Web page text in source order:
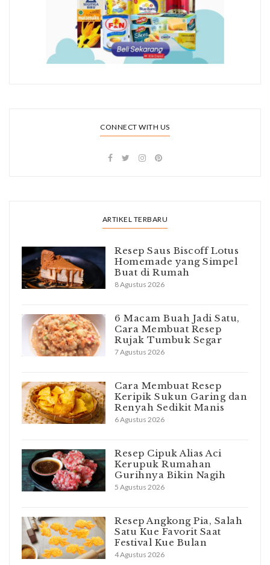
CONNECT WITH US
ARTIKEL TERBARU
Resep Saus Biscoff Lotus
Homemade yang Simpel
Buat di Rumah
8 Agustus 2026
6 Macam Buah Jadi Satu,
Cara Membuat Resep
Rujak Tumbuk Segar
7 Agustus 2026
Cara Membuat Resep
Keripik Sukun Garing dan
Renyah Sedikit Manis
6 Agustus 2026
Resep Cipuk Alias Aci
Kerupuk Rumahan
Gurihnya Bikin Nagih
5 Agustus 2026
Resep Angkong Pia, Salah
Satu Kue Favorit Saat
Festival Kue Bulan
4 Agustus 2026